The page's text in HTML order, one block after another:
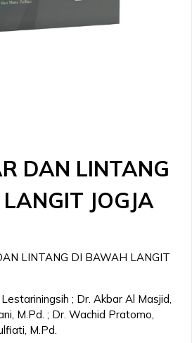
DAN LINTANG
JOGJA
LINTANG DI BAWAH LANGIT
; Dr. Akbar Al Masjid,
M.Pd. ; Dr. Wachid Pratomo,
M.Pd.